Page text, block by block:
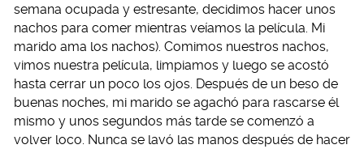
semana ocupada y estresante, decidimos hacer unos
nachos para comer mientras veíamos la película. Mi
marido ama los nachos). Comimos nuestros nachos,
vimos nuestra película, limpiamos y luego se acostó
hasta cerrar un poco los ojos. Después de un beso de
buenas noches, mi marido se agachó para rascarse él
mismo y unos segundos más tarde se comenzó a
volver loco. Nunca se lavó las manos después de hacer